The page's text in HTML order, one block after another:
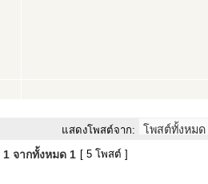
แสดงโพสต์จาก:
1 จากทั้งหมด 1 [ 5 โพสต์ ]